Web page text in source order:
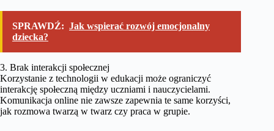
SPRAWDŹ: Jak wspierać rozwój emocjonalny
dziecka?
3. Brak interakcji społecznej
Korzystanie z technologii w edukacji może ograniczyć
interakcję społeczną między uczniami i nauczycielami.
Komunikacja online nie zawsze zapewnia te same korzyści,
jak rozmowa twarzą w twarz czy praca w grupie.